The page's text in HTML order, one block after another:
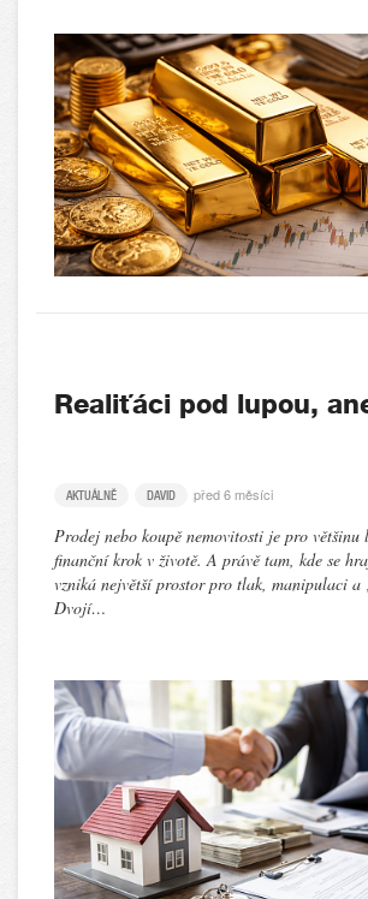
Realiťáci pod lupou,
AKTUÁLNĚ DAVID před 6 měsíci
Prodej nebo koupě nemovitosti je pro
finanční krok v životě. A právě tam, kde se
vzniká největší prostor pro tlak, manipulaci a
Dvojí…